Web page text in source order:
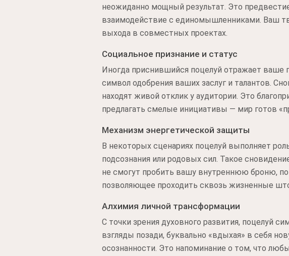
неожиданно мощный результат. Это
взаимодействие с единомышленниками. Ваш
выхода в совместных проектах.
Социальное признание и статус
Иногда приснившийся поцелуй отражает
символ одобрения ваших заслуг и талантов.
находят живой отклик у аудитории. Это
предлагать смелые инициативы — мир готов
Механизм энергетической защиты
В некоторых сценариях поцелуй выполняет
подсознания или родовых сил. Такое
не смогут пробить вашу внутреннюю броню,
позволяющее проходить сквозь жизненные
Алхимия личной трансформации
С точки зрения духовного развития, поцелуй
взгляды позади, буквально «вдыхая» в себя
осознанности. Это напоминание о том, что